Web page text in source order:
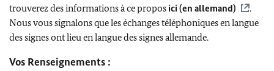
trouverez des informations à ce propos ici (en allemand)
.
Nous vous signalons que les échanges téléphoniques en langue
des signes ont lieu en langue des signes allemande.
Vos Renseignements :